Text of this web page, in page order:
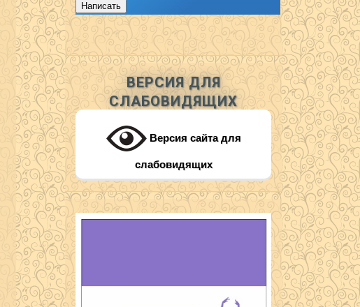
Написать
ВЕРСИЯ ДЛЯ
СЛАБОВИДЯЩИХ
Версия сайта для
слабовидящих